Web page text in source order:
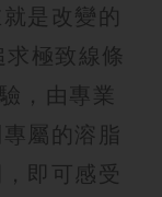
是改變的
極致線條
，由專業
屬的溶脂
即可感受